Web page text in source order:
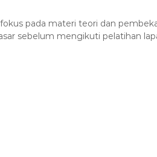
pada materi teori dan
sebelum mengikuti pelatihan